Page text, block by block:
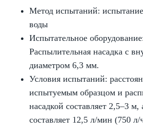
Метод испытаний:
воды
Испытательное
Распылительная насадка с
диаметром 6,3 мм.
Условия испытаний:
испытуемым образцом и
насадкой составляет 2,5–3 м,
составляет 12,5 л/мин (750